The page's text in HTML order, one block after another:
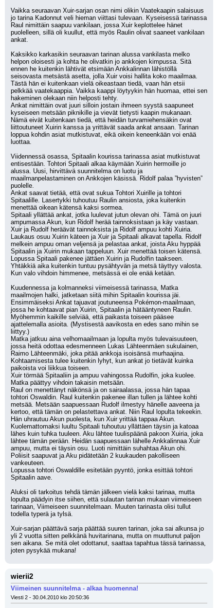
Vaikka seuraavan Xuir-sarjan osan nimi olikin Vaatekaapin salaisuus
jo tarina Kadonnut veli hieman viittasi tulevaan. Kyseisessä tarinassa
Raul nimittäin saapuu vankilaan, jossa Xuir keplottelee hänet
puolelleen, sillä oli kuullut, että myös Raulin olivat saaneet vankilaan
ankat.
Kaksikko karkasikin seuraavan tarinan alussa vankilasta melko
helpon oloisesti ja kohta he olivatkin jo ankkojen kimpussa. Sitä
ennen he kuitenkin lähtivät etsimään Ankkalinnan lähistöllä
seisovasta metsästä asetta, jolla Xuir voisi hallita koko maailmaa.
Tästä hän ei kuitenkaan vielä oikeastaan tiedä, vaan hän etsii
pelkkää vaatekaappia. Vaikka kaappi löytyykin hän huomaa, ettei sen
hakeminen olekaan niin helposti tehty.
Ankat nimittäin ovat juuri silloin jostain ihmeen syystä saapuneet
kyseiseen metsään piknikille ja vievät tietysti kaapin mukanaan.
Nämä eivät kuitenkaan tiedä, että heidän turvamiehensäkin ovat
liittoutuneet Xuirin kanssa ja yrittävät saada ankat ansaan. Tarinan
loppua kohdin asiat mutkistuvat, eikä oikein keneenkään voi enää
luottaa.
Viidennessä osassa, Spitaalin kourissa tarinassa asiat mutkistuvat
entisestään. Tohtori Spitaali alkaa käymään Xuirin hermoille jo
alussa. Uusi, hirvittävä suunnitelma on luotu ja
maailmanpelastaminen on Ankkojen käsissä. Ridolf palaa ”hyvisten”
puolelle.
Ankat saavat tietää, että ovat sukua Tohtori Xuirille ja tohtori
Spitaalille. Lasertykki tuhoutuu Raulin ansiosta, joka kuitenkin
menettää oikean kätensä kaksi sormea.
Spitaali yllättää ankat, jotka luulevat jutun olevan ohi. Tämä on juuri
ampumassa Akun, kun Ridolf herää tainnoksistaan ja käy vastaan.
Xuir ja Rudolf heräävät tainnoksista ja Ridolf ampuu kohti Xuiria.
Laukaus osuu Xuirin käteen ja Xuir ja Spitaali alkavat tapella. Ridolf
melkein ampuu oman veljensä ja pelastaa ankat, joista Aku hyppää
Spitaalin ja Xuirin mukaan tappeluun. Xuir menettää toisen kätensä.
Lopussa Spitaali pakenee jättäen Xuirin ja Rudolfin taakseen.
Yhtäkkiä aika kuitenkin tuntuu pysähtyvän ja metsä täyttyy valosta.
Kun valo vihdoin himmenee, metsässä ei ole enää ketään.
Kuudennessa ja kolmanneksi viimeisessä tarinassa, Matka
maailmojen halki, jatketaan siitä mihin Spitaalin kourissa jäi.
Ensimmäiseksi Ankat tajuavat joutuneensa Pokémon-maailmaan,
jossa he kohtaavat pian Xuirin, Spitaalin ja hätääntyneen Raulin.
Myöhemmin kaikille selviää, että paikasta toiseen pääsee
ajattelemalla asioita. (Mystisestä aavikosta en edes sano mihin se
liittyy.)
Matka jatkuu aina velhomaailmaan ja lopulta myös tulevaisuuteen,
jossa heitä odottaa edesmenneen Lukas Lähteenmäen sukulainen,
Raimo Lähteenmäki, joka pitää ankkoja isoisänsä murhaajina.
Kohtaamisesta tulee kuitenkin lyhyt, kun ankat jo tietävät kuinka
paikoista voi liikkua toiseen.
Xuir törmää Spitaaliin ja ampuu vahingossa Rudolfin, joka kuolee.
Matka päättyy vihdoin takaisin metsään.
Raul on menettänyt näkönsä ja on sairaalassa, jossa hän tapaa
tohtori Oswaldin. Raul kuitenkin pakenee illan tullen ja lähtee kohti
metsää. Metsään saapuessaan Rudolf ilmestyy hänelle aaveena ja
kertoo, että tämän on pelastettava ankat. Niin Raul lopulta tekeekin.
Hän uhrautuu Akun puolesta, kun Xuir yrittää tappaa Akun.
Kuolemattomaksi luultu Spitaali tuhoutuu yllättäen täysin ja katoaa
lähes kuin tuhka tuuleen. Aku lähtee tuulispäänä pakoon Xuiria, joka
lähtee tämän perään. Heidän saapuessaan lähelle Ankkalinnaa Xuir
ampuu, mutta ei täysin osu. Luoti nimittäin suhahtaa Akun ohi.
Poliisit saapuvat ja Aku pidätetään 2 kuukauden pakolliseen
vankeuteen.
Lopussa tohtori Oswaldille esitetään pyyntö, jonka esittää tohtori
Spitaalin aave.
Aluksi oli tarkoitus tehdä tämän jälkeen vielä kaksi tarinaa, mutta
lopulta päädyin itse siihen, että sulautan tarinan mukaan viimeiseen
tarinaan, Viimeiseen suunnitelmaan. Muuten tarinasta olisi tullut
todella typerä ja tylsä.
Xuir-sarjan päättävä sarja päättää suuren tarinan, joka sai alkunsa jo
yli 2 vuotta sitten pelkkänä huvitarinana, mutta on muuttunut paljon
sen aikana. Se mitä olet odottanut, saattaa tapahtua tässä tarinassa,
joten pysykää mukana!
wierii2
Viimeinen suunnitelma - alkaa huomenna!
Viesti 2 - 30.04.2010 klo 20:50:36